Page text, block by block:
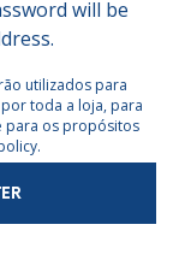
will be
utilizados para
toda a loja, para
para os propósitos
.